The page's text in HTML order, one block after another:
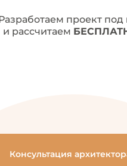
проект под
и рассчитаем
Консультация